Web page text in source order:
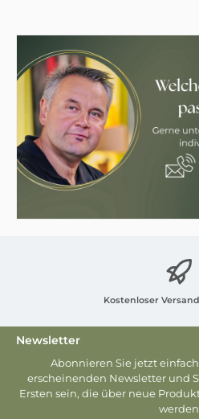
Kostenloser
Newsletter
Abonnieren Sie jetzt
erscheinenden Newsletter und
Ersten sein, die über neue